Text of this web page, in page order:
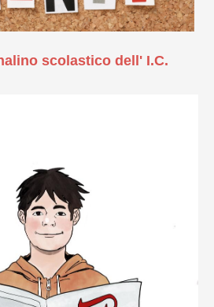
scolastico dell' I.C.